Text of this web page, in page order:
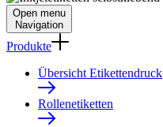
Open menu
Navigation
Produkte
Übersicht Etikettendruck
Rollenetiketten